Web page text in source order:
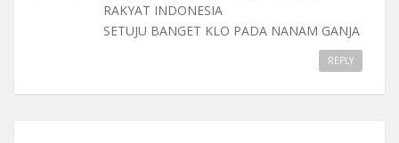
RAKYAT INDONESIA
SETUJU BANGET KLO PADA NANAM GANJA
REPLY